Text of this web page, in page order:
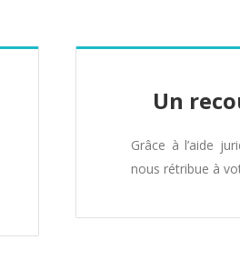
Un
Grâce à l’aide
nous rétribue à